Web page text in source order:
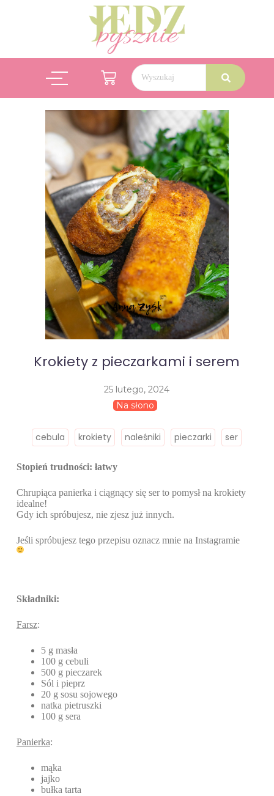
Krokiety z pieczarkami i serem
25 lutego, 2024
Na słono
cebula krokiety naleśniki pieczarki ser
Stopień trudności: łatwy
Chrupiąca panierka i ciągnący się ser to pomysł na krokiety
idealne!
Gdy ich spróbujesz, nie zjesz już innych.
Jeśli spróbujesz tego przepisu oznacz mnie na Instagramie
Składniki:
Farsz:
5 g masła
100 g cebuli
500 g pieczarek
Sól i pieprz
20 g sosu sojowego
natka pietruszki
100 g sera
Panierka:
mąka
jajko
bułka tarta